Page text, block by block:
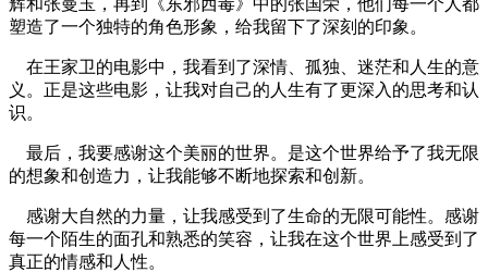
塑造了一个独特的角色形象，给我留下了深刻的印象。
在王家卫的电影中，我看到了深情、孤独、迷茫和人生的意
义。正是这些电影，让我对自己的人生有了更深入的思考和认
识。
最后，我要感谢这个美丽的世界。是这个世界给予了我无限
的想象和创造力，让我能够不断地探索和创新。
感谢大自然的力量，让我感受到了生命的无限可能性。感谢
每一个陌生的面孔和熟悉的笑容，让我在这个世界上感受到了
真正的情感和人性。